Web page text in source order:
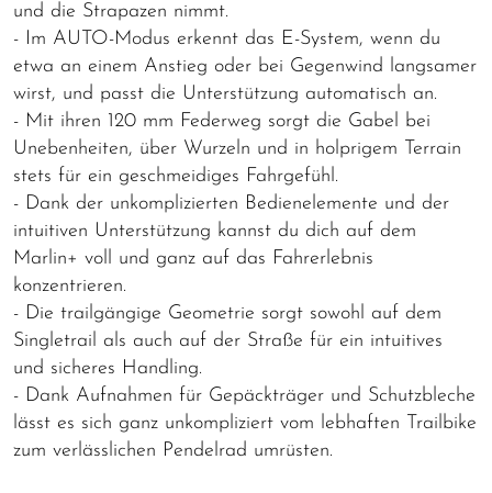
und die Strapazen nimmt.
- Im AUTO-Modus erkennt das E-System, wenn du
etwa an einem Anstieg oder bei Gegenwind langsamer
wirst, und passt die Unterstützung automatisch an.
- Mit ihren 120 mm Federweg sorgt die Gabel bei
Unebenheiten, über Wurzeln und in holprigem Terrain
stets für ein geschmeidiges Fahrgefühl.
- Dank der unkomplizierten Bedienelemente und der
intuitiven Unterstützung kannst du dich auf dem
Marlin+ voll und ganz auf das Fahrerlebnis
konzentrieren.
- Die trailgängige Geometrie sorgt sowohl auf dem
Singletrail als auch auf der Straße für ein intuitives
und sicheres Handling.
- Dank Aufnahmen für Gepäckträger und Schutzbleche
lässt es sich ganz unkompliziert vom lebhaften Trailbike
zum verlässlichen Pendelrad umrüsten.